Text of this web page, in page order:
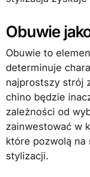
Obuwie
Obuwie to
determinuje
najprostszy strój
chino będzie
zależności od
zainwestować w
które pozwolą na
stylizacji.